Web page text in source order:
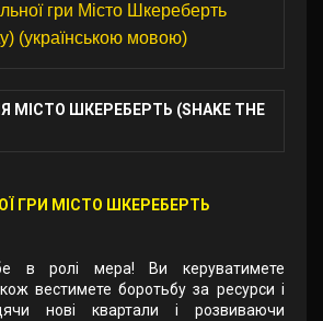
гри Місто Шкереберть
(українською мовою)
МІСТО ШКЕРЕБЕРТЬ (SHAKE THE
ГРИ МІСТО ШКЕРЕБЕРТЬ
в ролі мера! Ви керуватимете
вестимете боротьбу за ресурси і
нові квартали і розвиваючи